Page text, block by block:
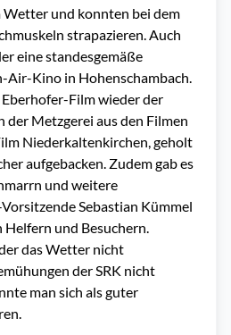
und konnten bei dem
strapazieren. Auch
eine standesgemäße
Air-Kino in Hohenschambach.
Film wieder der
der Metzgerei aus den Filmen
Niederkaltenkirchen, geholt
aufgebacken. Zudem gab es
und weitere
Sebastian Kümmel
und Besuchern.
das Wetter nicht
der SRK nicht
man sich als guter